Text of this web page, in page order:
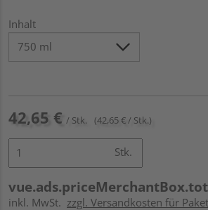
Inhalt
42,65 € / Stk. (42,65 € / Stk.)
Stk.
inkl. MwSt. zzgl. Versandkosten für